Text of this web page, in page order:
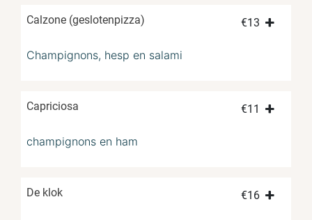
Calzone (geslotenpizza) €13
Champignons, hesp en salami
Capriciosa €11
champignons en ham
De klok €16